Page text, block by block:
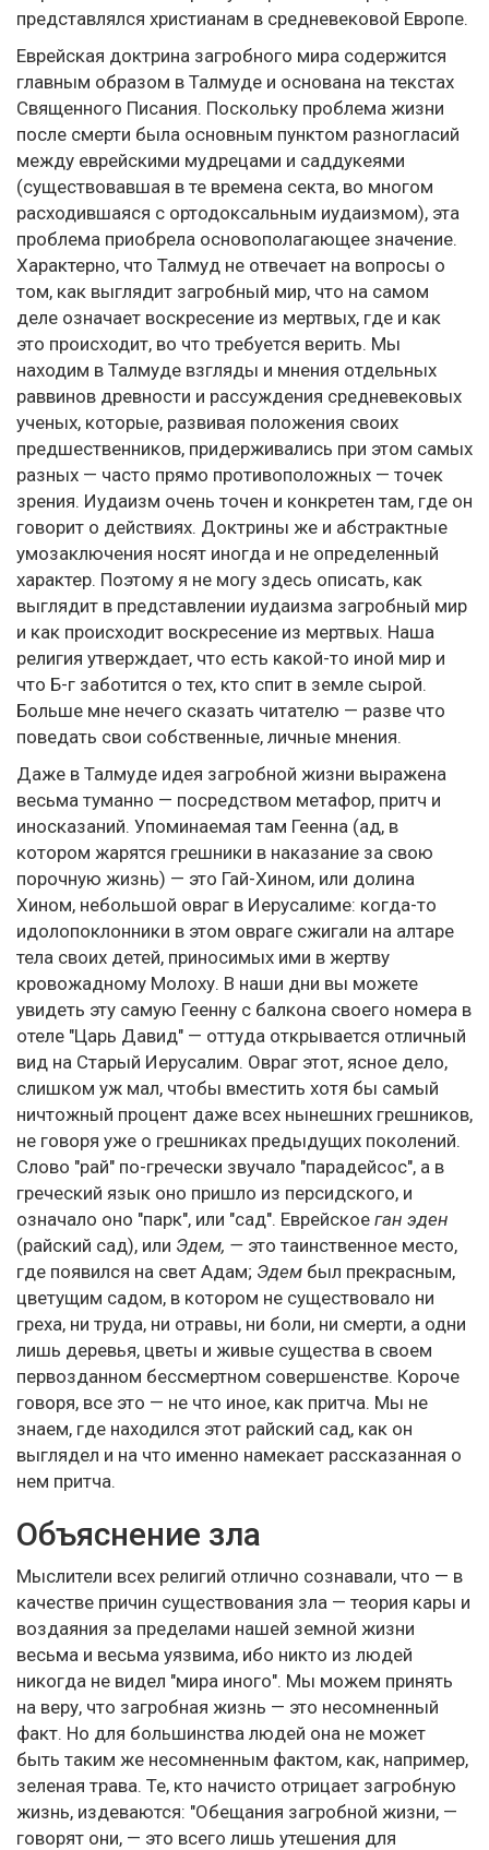
представлялся христианам в средневековой Европе.
Еврейская доктрина загробного мира содержится
главным образом в Талмуде и основана на текстах
Священного Писания. Поскольку проблема жизни
после смерти была основным пунктом разногласий
между еврейскими мудрецами и саддукеями
(существовавшая в те времена секта, во многом
расходившаяся с ортодоксальным иудаизмом), эта
проблема приобрела основополагающее значение.
Характерно, что Талмуд не отвечает на вопросы о
том, как выглядит загробный мир, что на самом
деле означает воскресение из мертвых, где и как
это происходит, во что требуется верить. Мы
находим в Талмуде взгляды и мнения отдельных
раввинов древности и рассуждения средневековых
ученых, которые, развивая положения своих
предшественников, придерживались при этом самых
разных — часто прямо противоположных — точек
зрения. Иудаизм очень точен и конкретен там, где он
говорит о действиях. Доктрины же и абстрактные
умозаключения носят иногда и не определенный
характер. Поэтому я не могу здесь описать, как
выглядит в представлении иудаизма загробный мир
и как происходит воскресение из мертвых. Наша
религия утверждает, что есть какой-то иной мир и
что Б-г заботится о тех, кто спит в земле сырой.
Больше мне нечего сказать читателю — разве что
поведать свои собственные, личные мнения.
Даже в Талмуде идея загробной жизни выражена
весьма туманно — посредством метафор, притч и
иносказаний. Упоминаемая там Геенна (ад, в
котором жарятся грешники в наказание за свою
порочную жизнь) — это Гай-Хином, или долина
Хином, небольшой овраг в Иерусалиме: когда-то
идолопоклонники в этом овраге сжигали на алтаре
тела своих детей, приносимых ими в жертву
кровожадному Молоху. В наши дни вы можете
увидеть эту самую Геенну с балкона своего номера в
отеле "Царь Давид" — оттуда открывается отличный
вид на Старый Иерусалим. Овраг этот, ясное дело,
слишком уж мал, чтобы вместить хотя бы самый
ничтожный процент даже всех нынешних грешников,
не говоря уже о грешниках предыдущих поколений.
Слово "рай" по-гречески звучало "парадейсос", а в
греческий язык оно пришло из персидского, и
означало оно "парк", или "сад". Еврейское ган эден
(райский сад), или Эдем, — это таинственное место,
где появился на свет Адам; Эдем был прекрасным,
цветущим садом, в котором не существовало ни
греха, ни труда, ни отравы, ни боли, ни смерти, а одни
лишь деревья, цветы и живые существа в своем
первозданном бессмертном совершенстве. Короче
говоря, все это — не что иное, как притча. Мы не
знаем, где находился этот райский сад, как он
выглядел и на что именно намекает рассказанная о
нем притча.
Объяснение зла
Мыслители всех религий отлично сознавали, что — в
качестве причин существования зла — теория кары и
воздаяния за пределами нашей земной жизни
весьма и весьма уязвима, ибо никто из людей
никогда не видел "мира иного". Мы можем принять
на веру, что загробная жизнь — это несомненный
факт. Но для большинства людей она не может
быть таким же несомненным фактом, как, например,
зеленая трава. Те, кто начисто отрицает загробную
жизнь, издеваются: "Обещания загробной жизни, —
говорят они, — это всего лишь утешения для